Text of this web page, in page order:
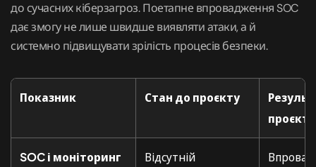
до сучасних кіберзагроз. Поетапне впровадження SOC
дає змогу не лише швидше виявляти атаки, а й
системно підвищувати зрілість процесів безпеки.
Показник Стан до проєкту
проєкту
SOC і моніторинг
Відсутній